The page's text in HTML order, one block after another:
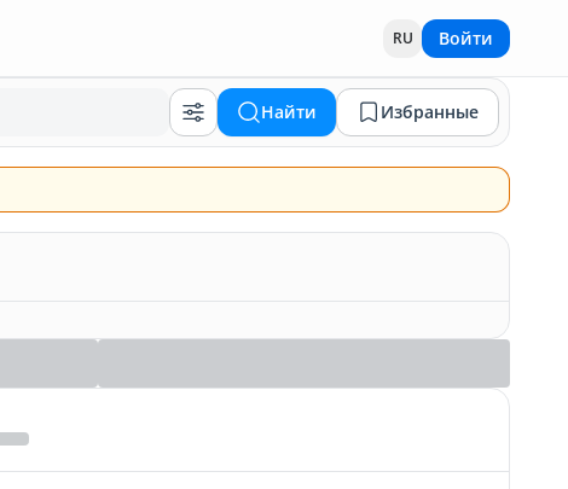
RU Войти
Найти Избранные